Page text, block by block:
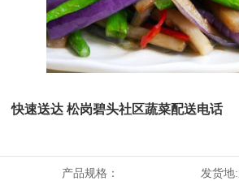
快速送达 松岗碧头社区蔬菜配送电话
产品规格： 发货地: